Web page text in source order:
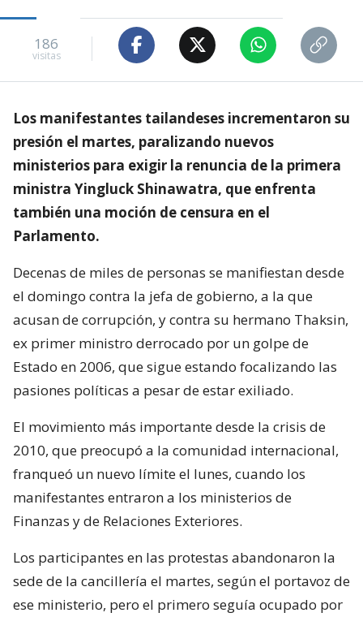
186
visitas
Los manifestantes tailandeses incrementaron su
presión el martes, paralizando nuevos
ministerios para exigir la renuncia de la primera
ministra Yingluck Shinawatra, que enfrenta
también una moción de censura en el
Parlamento.
Decenas de miles de personas se manifiestan desde
el domingo contra la jefa de gobierno, a la que
acusan de corrupción, y contra su hermano Thaksin,
ex primer ministro derrocado por un golpe de
Estado en 2006, que sigue estando focalizando las
pasiones políticas a pesar de estar exiliado.
El movimiento más importante desde la crisis de
2010, que preocupó a la comunidad internacional,
franqueó un nuevo límite el lunes, cuando los
manifestantes entraron a los ministerios de
Finanzas y de Relaciones Exteriores.
Los participantes en las protestas abandonaron la
sede de la cancillería el martes, según el portavoz de
ese ministerio, pero el primero seguía ocupado por